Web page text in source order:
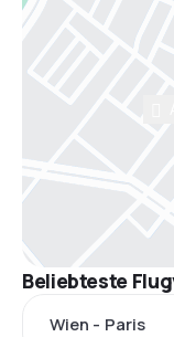
Beliebteste
Wien - Paris